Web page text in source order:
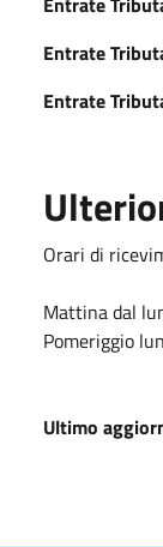
Entrate
Entrate
Orari di
Mattina dal
Pomeriggio
Ultimo